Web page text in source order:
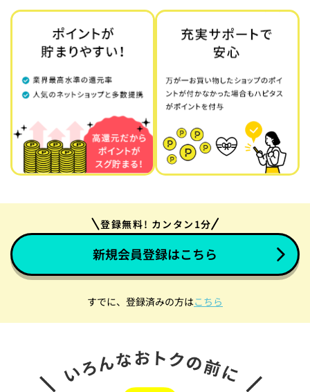
登録無料! カンタン1分
新規会員登録はこちら
すでに、登録済みの方はこちら